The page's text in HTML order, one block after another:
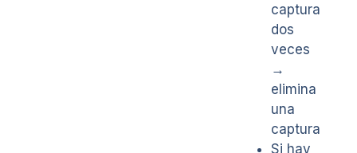
captura
dos
veces
→
elimina
una
captura
Si hay